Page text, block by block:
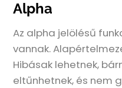
Alpha
Az alpha jelölésű
vannak.
Hibásak lehetnek,
eltűnhetnek, és nem